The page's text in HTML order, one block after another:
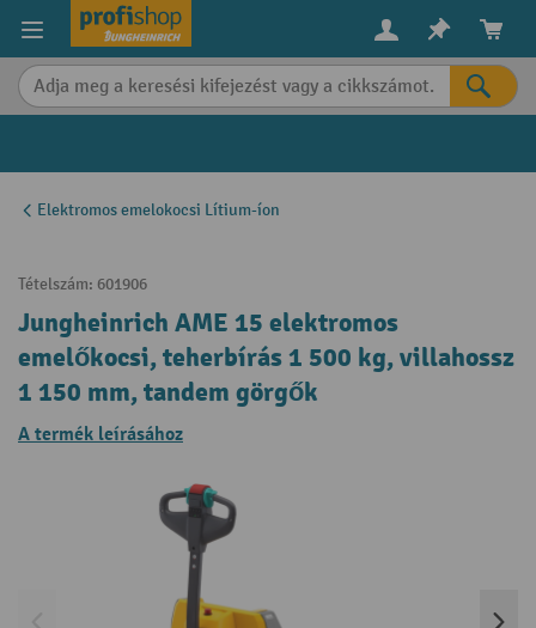
content
Elektromos emelokocsi Lítium-íon
Tételszám: 601906
Jungheinrich AME 15 elektromos
emelőkocsi, teherbírás 1 500 kg, villahossz
1 150 mm, tandem görgők
A termék leírásához